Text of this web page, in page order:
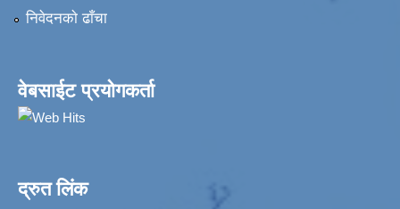
निवेदनकाे ढाँचा
वेबसाईट प्रयोगकर्ता
द्रुत लिंक